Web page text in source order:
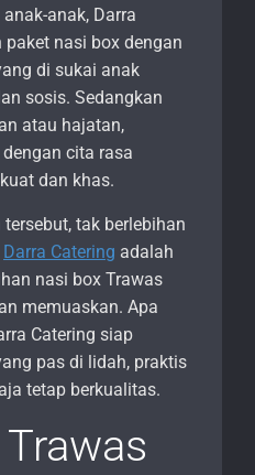
anak, Darra
nasi box dengan
di sukai anak
sosis. Sedangkan
atau hajatan,
cita rasa
dan khas.
tak berlebihan
Darra Catering adalah
nasi box Trawas
memuaskan. Apa
Catering siap
pas di lidah, praktis
tetap berkualitas.